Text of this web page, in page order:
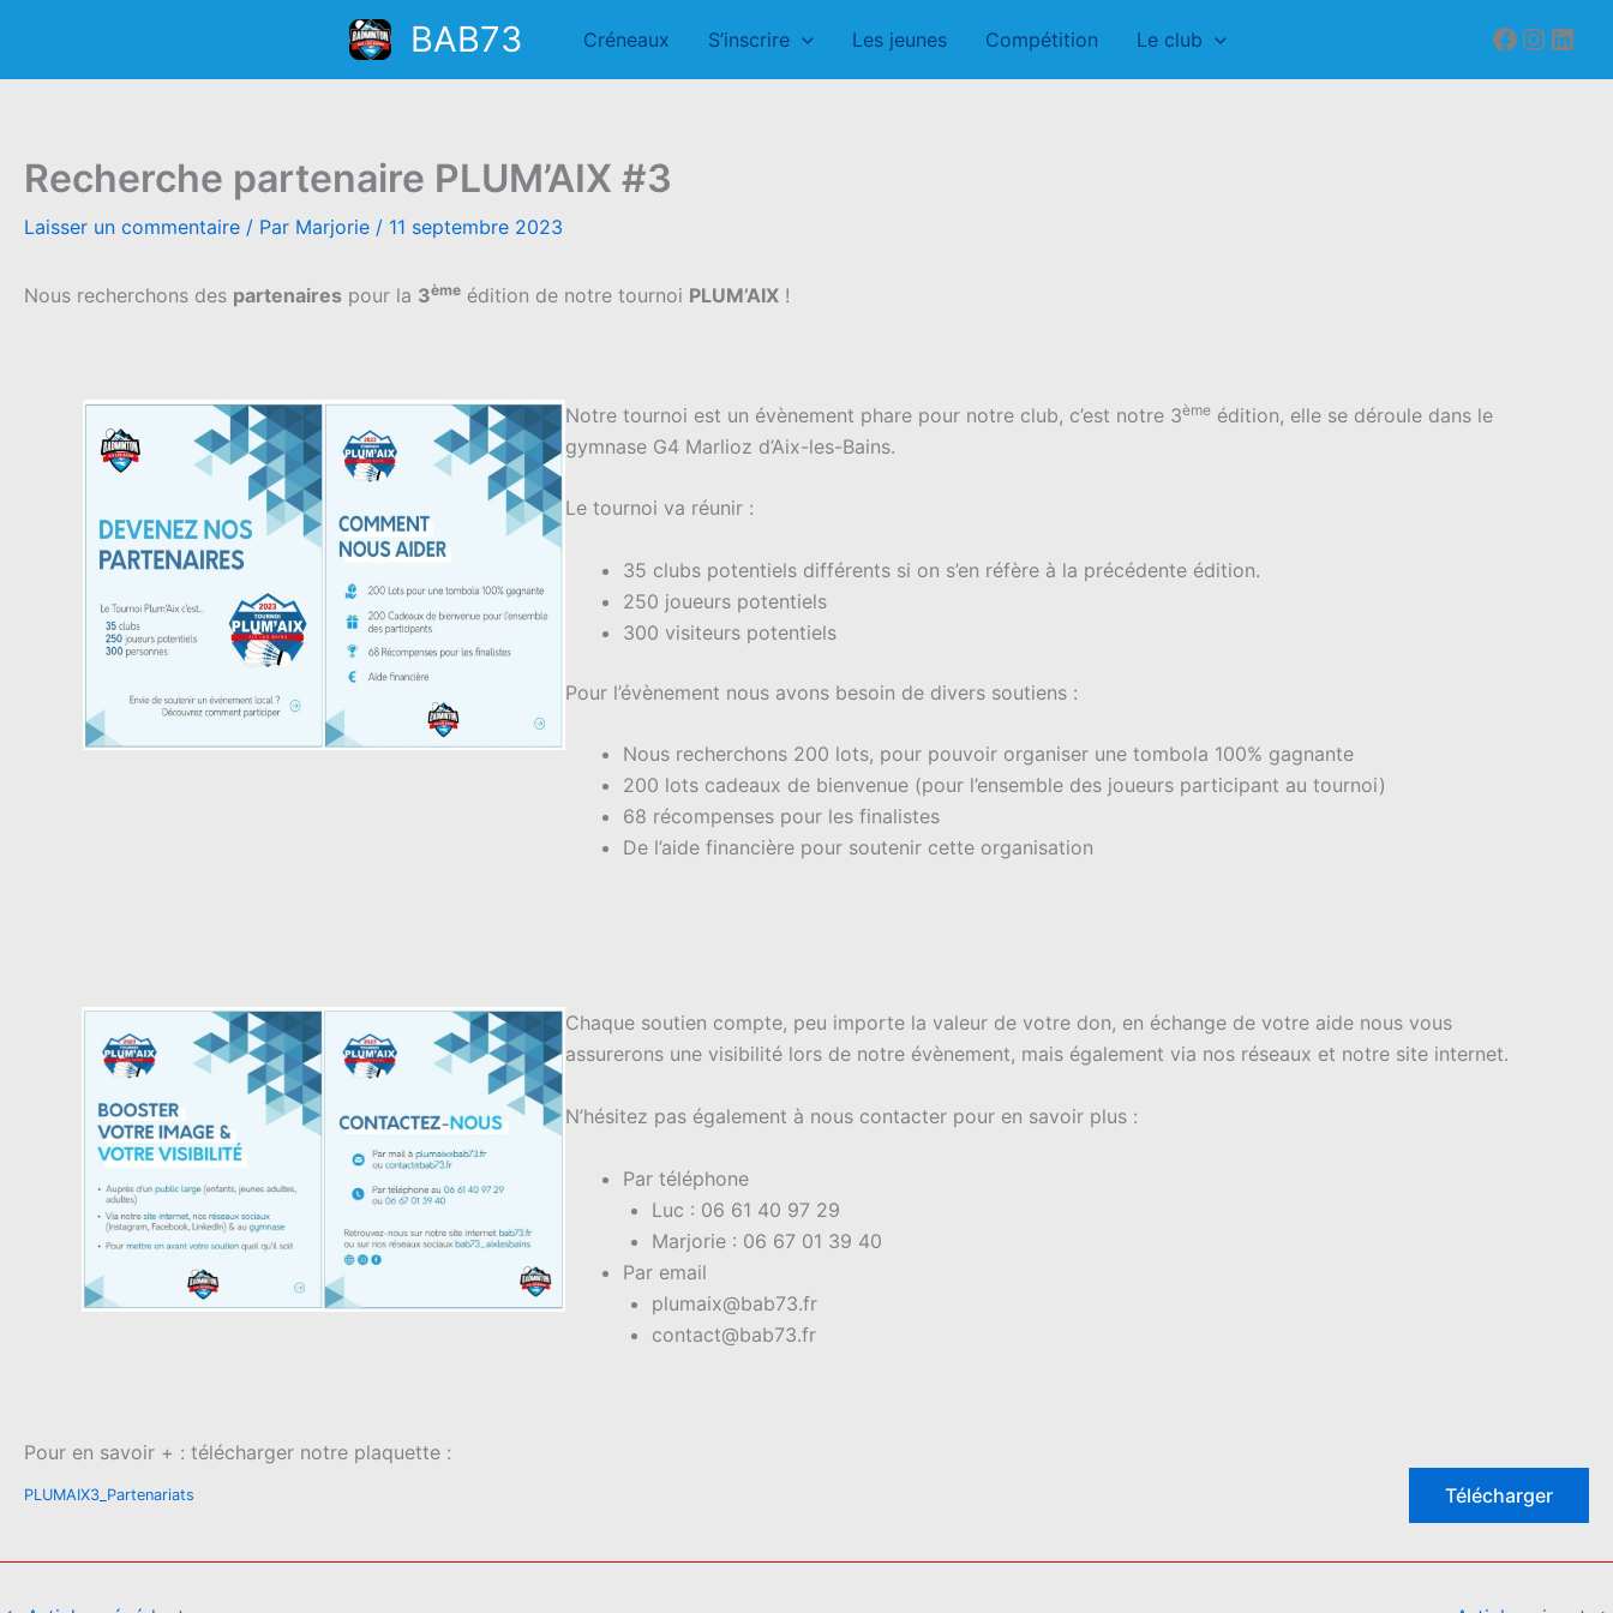
contenu
BAB73 Créneaux S’inscrire Les jeunes Compétition Le club
Recherche partenaire PLUM’AIX #3
Laisser un commentaire / Par Marjorie / 11 septembre 2023
Nous recherchons des partenaires pour la 3ème édition de notre tournoi PLUM’AIX !
Notre tournoi est un évènement phare pour notre club, c’est notre 3èmeédition, elle se déroule dans le
gymnase G4 Marlioz d’Aix-les-Bains.
Le tournoi va réunir :
35 clubs potentiels différents si on s’en réfère à la précédente édition.
250 joueurs potentiels
300 visiteurs potentiels
Pour l’évènement nous avons besoin de divers soutiens :
Nous recherchons 200 lots, pour pouvoir organiser une tombola 100% gagnante
200 lots cadeaux de bienvenue (pour l’ensemble des joueurs participant au tournoi)
68 récompenses pour les finalistes
De l’aide financière pour soutenir cette organisation
Chaque soutien compte, peu importe la valeur de votre don, en échange de votre aide nous vous
assurerons une visibilité lors de notre évènement, mais également via nos réseaux et notre site internet.
N’hésitez pas également à nous contacter pour en savoir plus :
Par téléphone
Luc : 06 61 40 97 29
Marjorie : 06 67 01 39 40
Par email
plumaix@bab73.fr
contact@bab73.fr
Pour en savoir + : télécharger notre plaquette :
PLUMAIX3_Partenariats Télécharger